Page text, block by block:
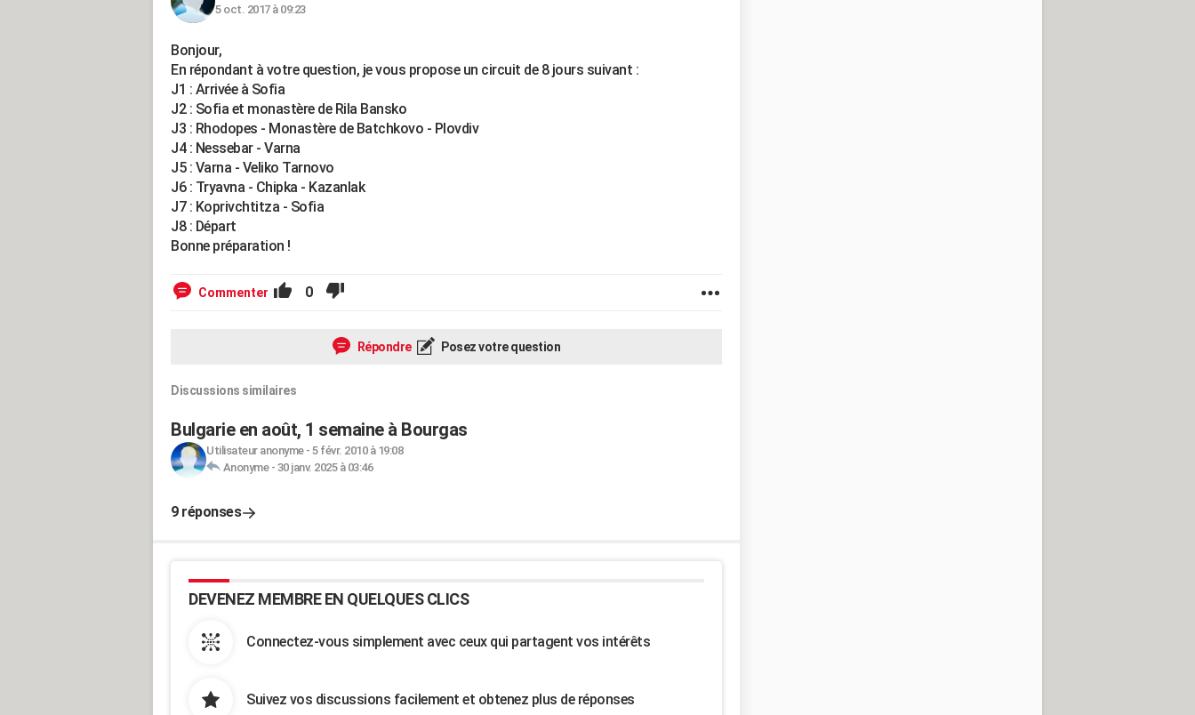
5 oct. 2017 à 09:23
Bonjour,
En répondant à votre question, je vous propose un circuit de 8 jours suivant :
J1 : Arrivée à Sofia
J2 : Sofia et monastère de Rila Bansko
J3 : Rhodopes - Monastère de Batchkovo - Plovdiv
J4 : Nessebar - Varna
J5 : Varna - Veliko Tarnovo
J6 : Tryavna - Chipka - Kazanlak
J7 : Koprivchtitza - Sofia
J8 : Départ
Bonne préparation !
Commenter 0
Répondre Posez votre question
Discussions similaires
Bulgarie en août, 1 semaine à Bourgas
Utilisateur anonyme- 5 févr. 2010 à 19:08
Anonyme- 30 janv. 2025 à 03:46
9 réponses
DEVENEZ MEMBRE EN QUELQUES CLICS
Connectez-vous simplement avec ceux qui partagent vos intérêts
Suivez vos discussions facilement et obtenez plus de réponses